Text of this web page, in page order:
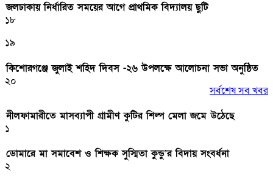
জলঢাকায় নির্ধারিত সময়ের আগে প্রাথমিক বিদ্যালয় ছুটি
১৮
১৯
কিশোরগঞ্জে জুলাই শহিদ দিবস -২৬ উপলক্ষে আলোচনা সভা অনুষ্ঠিত
২০
সর্বশেষ সব খবর
নীলফামারীতে মাসব্যাপী গ্রামীণ কুটির শিল্প মেলা জমে উঠেছে
১
ডোমারে মা সমাবেশ ও শিক্ষক সুস্মিতা কুন্ডু’র বিদায় সংবর্ধনা
২